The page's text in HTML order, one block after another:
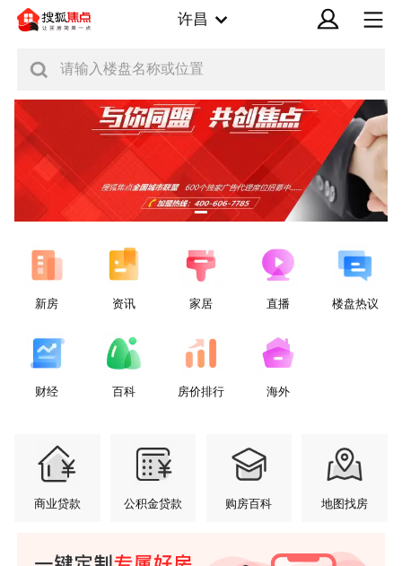
许昌
请输入楼盘名称或位置
新房 资讯 家居 直播 楼盘热议
财经 百科 房价排行 海外
商业贷款 公积金贷款 购房百科 地图找房